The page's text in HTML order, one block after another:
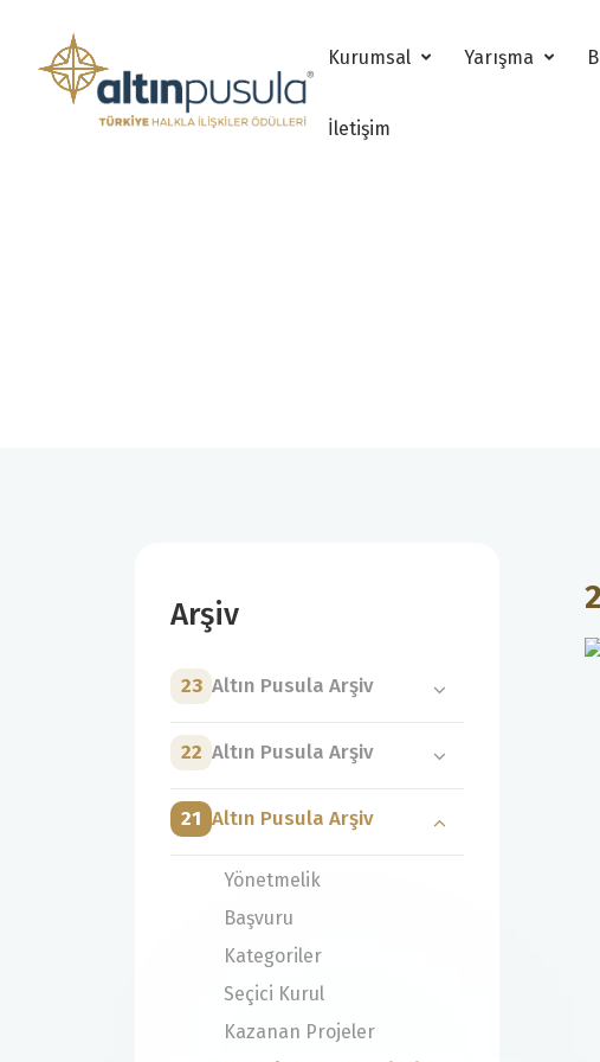
Kurumsal Yarışma
İletişim
Arşiv
23 Altın Pusula Arşiv
22 Altın Pusula Arşiv
21 Altın Pusula Arşiv
Yönetmelik
Başvuru
Kategoriler
Seçici Kurul
Kazanan Projeler